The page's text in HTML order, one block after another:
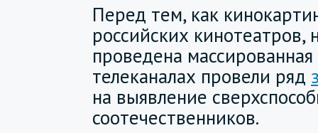
Перед тем, как
российских кинотеатров,
проведена
телеканалах провели ряд
на выявление
соотечественников.